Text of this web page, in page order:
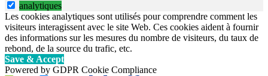
analytiques
Les cookies analytiques sont utilisés pour comprendre comment les
visiteurs interagissent avec le site Web. Ces cookies aident à fournir
des informations sur les mesures du nombre de visiteurs, du taux de
rebond, de la source du trafic, etc.
Save & Accept
Powered by GDPR Cookie Compliance